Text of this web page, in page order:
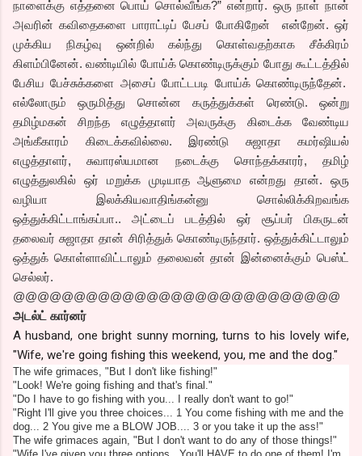
நாளைக்கு எத்தனை பொய் சொல்வீங்க?” என்றார். ஒரு நாள் நான்
அவரின் கவிதைகளை பாராட்டிப் பேசப் போகிறேன் என்றேன். ஒர்
முக்கிய நிகழ்வு ஒன்றில் கல்ந்து கொள்வதற்காக சீக்கிரம்
கிளம்பினேன். வண்டியில் போய்க் கொண்டிருக்கும் போது கூட்டத்தில்
பேசிய பேச்சுக்களை அசைப் போட்டபடி போய்க் கொண்டிருந்தேன்.
எல்லோரும் ஒருமித்து சொன்ன கருத்துக்கள் ரெண்டு. ஒன்று
தமிழ்மகன் சிறந்த எழுத்தாளர் அவருக்கு கிடைக்க வேண்டிய
அங்கீகாரம் கிடைக்கவில்லை. இரண்டு சுஜாதா கமர்ஷியல்
எழுத்தாளர், சுவாரஸ்யமான நடைக்கு சொந்தக்காரர், தமிழ்
எழுத்துலகில் ஒர் மறுக்க முடியாத ஆளுமை என்றது தான். ஒரு
வழியா இலக்கியவாதிங்கன்னு சொல்லிக்கிறவங்க
ஒத்துக்கிட்டாங்கப்பா.. அட்டைப் படத்தில் ஒர் சூப்பர் பிகருடன்
தலைவர் சுஜாதா தான் சிரித்துக் கொண்டிருந்தார். ஒத்துக்கிட்டாலும்
ஒத்துக் கொள்ளாவிட்டாலும் தலைவன் தான் இன்னைக்கும் பெஸ்ட்
செல்லர்.
@@@@@@@@@@@@@@@@@@@@@@@@@@@
அடல்ட் கார்னர்
A husband, one bright sunny morning, turns to his lovely wife,
"Wife, we're going fishing this weekend, you, me and the dog."
The wife grimaces, "But I don't like fishing!"
"Look! We're going fishing and that's final."
"Do I have to go fishing with you... I really don't want to go!"
"Right I'll give you three choices... 1 You come fishing with me and the
dog... 2 You give me a BLOW JOB.... 3 or you take it up the ass!"
The wife grimaces again, "But I don't want to do any of those things!"
"Wife I've given you three options.. You'll HAVE to do one of them! I'm